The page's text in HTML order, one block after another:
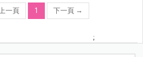
上一頁 1 下一頁 →
;